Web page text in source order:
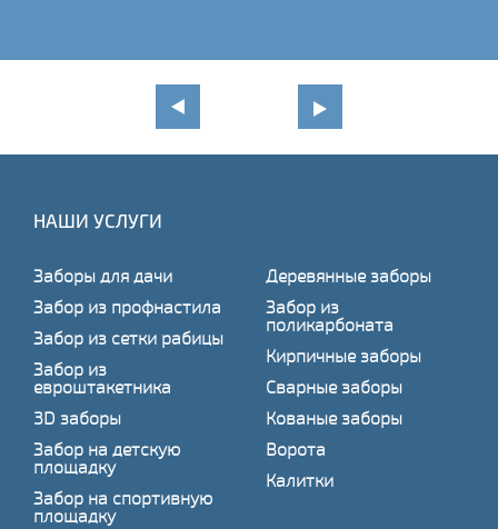
НАШИ УСЛУГИ
Заборы для дачи
Забор из профнастила
Забор из сетки рабицы
Забор из
евроштакетника
3D заборы
Забор на детскую
площадку
Забор на спортивную
площадку
Деревянные заборы
Забор из
поликарбоната
Кирпичные заборы
Сварные заборы
Кованые заборы
Ворота
Калитки